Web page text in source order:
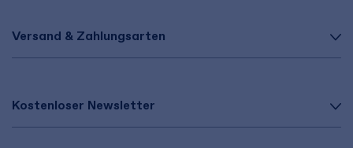
Versand & Zahlungsarten
Kostenloser Newsletter